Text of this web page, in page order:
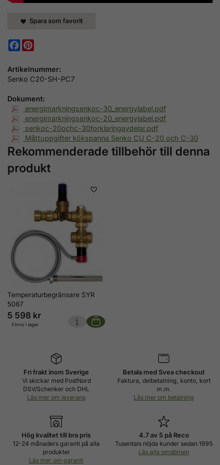
Spara som favorit
Facebook
Artikelnummer:
Senko C20-SH-PC7
Dokument:
energimarkningsenkoc-30_energylabel.pdf
energimarkningsenkoc-20_energylabel.pdf
senkoc-20ochc-30forklaringavdelar.pdf
Måttuppgifter kökspanna Senko CU C-20 och C-30
Rekommenderade tillbehör till denna
produkt
Temperaturbegränsare SYR
5067
5 598 kr
Finns i lager
Fri frakt inom Sverige
Vi skickar med PostNord
DSV/Schenker och DHL
Läs mer om leverans
Betala med Svea checkout
Faktura, delbetalning, konto, kort
m.m.
Läs mer om betalning
Hög kvalitet till bra pris
12-24 månaders garanti på alla
produkter
Läs mer om garanti
4.7 av 5 på Reco
Tusentals nöjda kunder sedan 1995
Läs alla omdömen